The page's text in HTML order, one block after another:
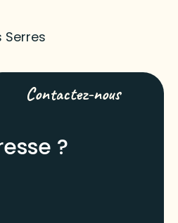
Serres
Contactez-nous
?